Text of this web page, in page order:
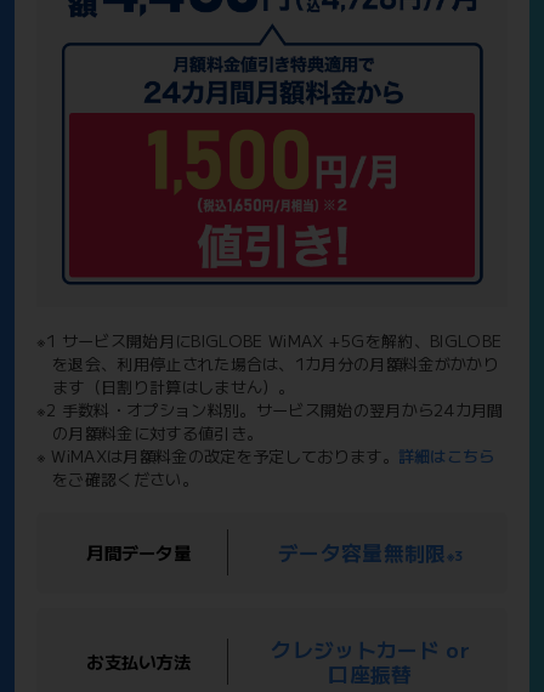
※1 サービス開始月にBIGLOBE WiMAX +5Gを解約、BIGLOBE
を退会、利用停止された場合は、1カ月分の月額料金がかかり
ます（日割り計算はしません）。
※2 手数料・オプション料別。サービス開始の翌月から24カ月間
の月額料金に対する値引き。
※ WiMAXは月額料金の改定を予定しております。 詳細はこちら
をご確認ください。
月間データ量 データ容量無制限※3
お支払い方法
クレジットカード or
口座振替